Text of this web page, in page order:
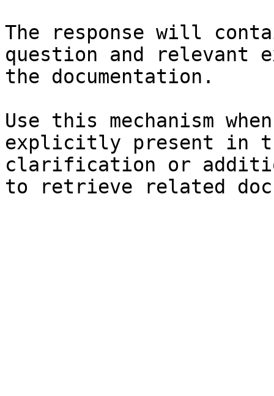
The response will
question and relevant
the documentation.
Use this mechanism
explicitly present in
clarification or